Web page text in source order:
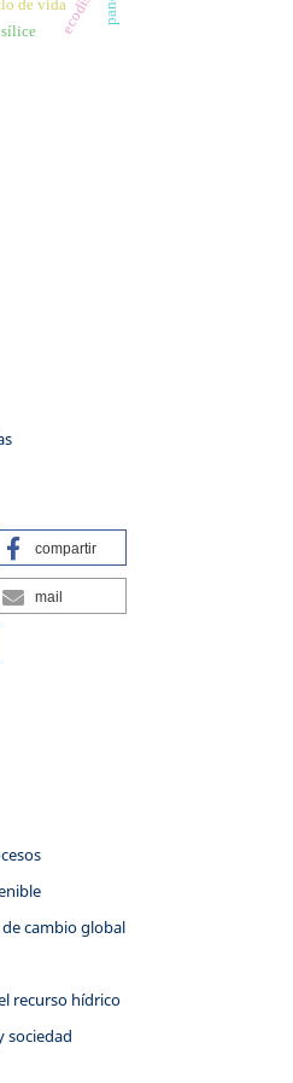
sílice
de vida
compartir
mail
cambio global
recurso hídrico
sociedad